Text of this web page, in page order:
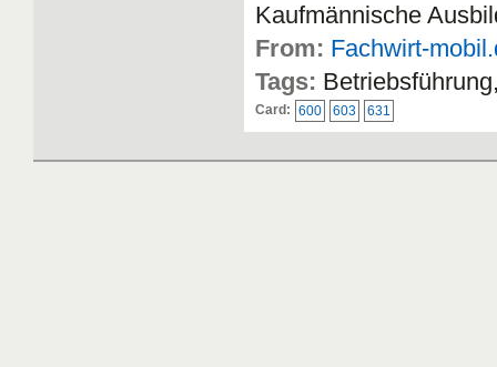
Kaufmännische
From: Fachwirt-
Tags:
Card: 600 603 631